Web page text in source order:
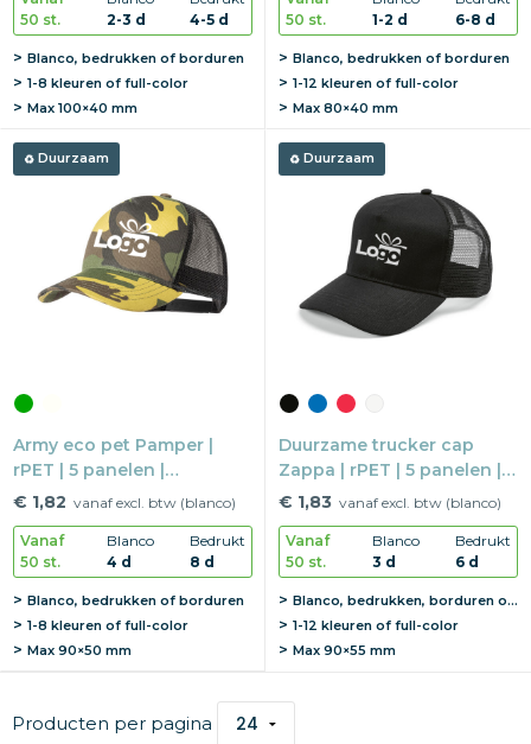
50 st.
2-3 d
4-5 d
Blanco, bedrukken of borduren
1-8 kleuren of full-color
Max 100×40 mm
50 st.
1-2 d
6-8 d
Blanco, bedrukken of borduren
1-12 kleuren of full-color
Max 80×40 mm
Duurzaam
Army eco pet Pamper |
rPET | 5 panelen |
Kunststof druksluiting
€ 1,82 vanaf excl. btw (blanco)
Vanaf
50 st.
Blanco
4 d
Bedrukt
8 d
Blanco, bedrukken of borduren
1-8 kleuren of full-color
Max 90×50 mm
Duurzaam
Duurzame trucker cap
Zappa | rPET | 5 panelen |
Kunststof druksluiting
€ 1,83 vanaf excl. btw (blanco)
Vanaf
50 st.
Blanco
3 d
Bedrukt
6 d
Blanco, bedrukken, borduren of graveren
1-12 kleuren of full-color
Max 90×55 mm
Producten per pagina